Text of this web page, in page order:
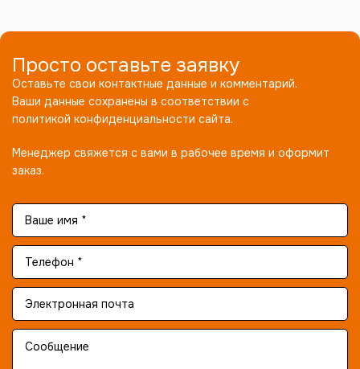
Просто оставьте заявку
Оставьте свои контактные данные и комментарий.
Ваши данные сохранены в соответствии с
политикой конфиденциальности сайта.
Менеджер свяжется с вами в рабочее время и оформит
заказ.